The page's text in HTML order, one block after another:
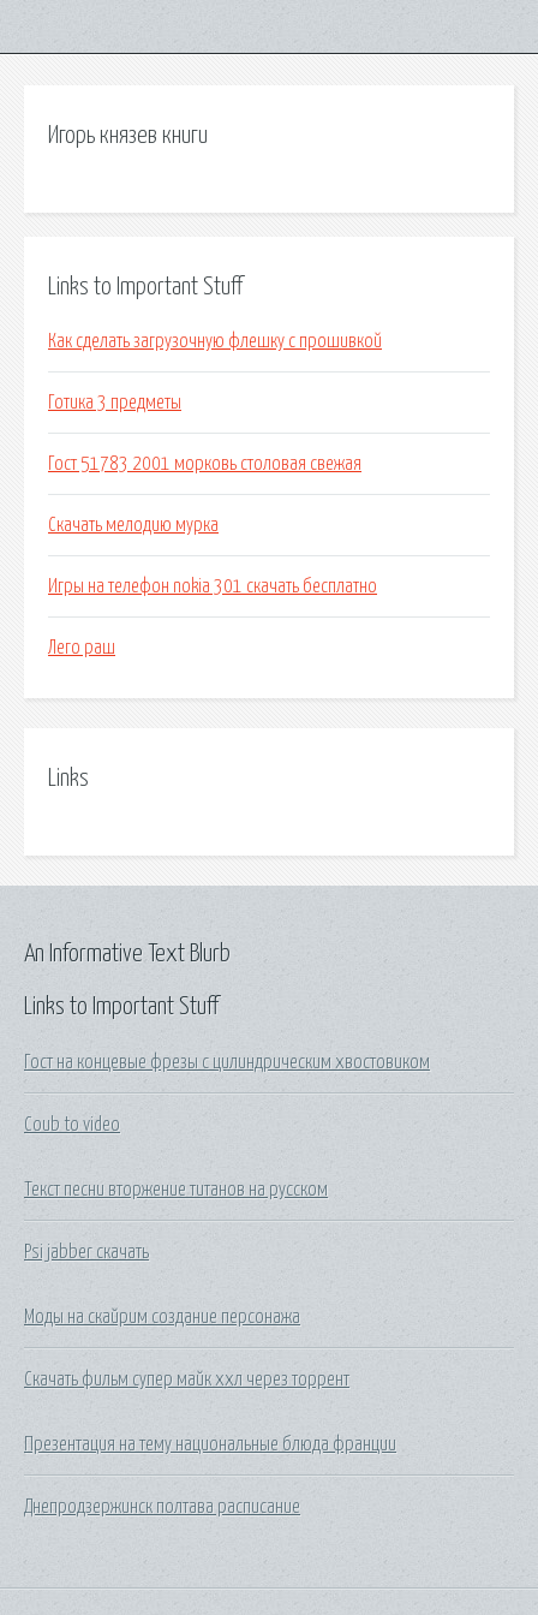
Игорь князев книги
Links to Important Stuff
Как сделать загрузочную флешку с прошивкой
Готика 3 предметы
Гост 51783 2001 морковь столовая свежая
Скачать мелодию мурка
Игры на телефон nokia 301 скачать бесплатно
Лего раш
Links
Links to Important Stuff
Гост на концевые фрезы с цилиндрическим хвостовиком
Coub to video
Текст песни вторжение титанов на русском
Psi jabber скачать
Моды на скайрим создание персонажа
Скачать фильм супер майк ххл через торрент
Презентация на тему национальные блюда франции
Днепродзержинск полтава расписание
An Informative Text Blurb